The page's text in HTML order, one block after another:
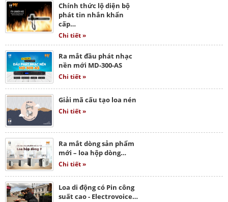
Chính thức lộ diện bộ
phát tin nhắn khẩn
cấp…
Chi tiết »
Ra mắt đầu phát nhạc
nền mới MD-300-AS
Chi tiết »
Giải mã cấu tạo loa nén
Chi tiết »
Ra mắt dòng sản phẩm
mới – loa hộp dòng…
Chi tiết »
Loa di động có Pin công
suất cao - Electrovoice…